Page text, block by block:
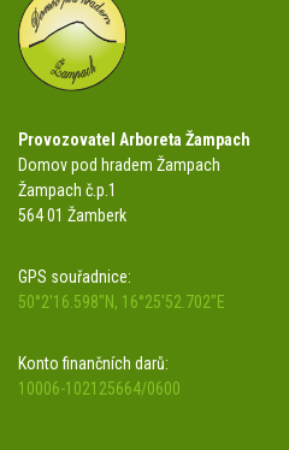
Provozovatel Arboreta Žampach
Domov pod hradem Žampach
Žampach č.p.1
564 01 Žamberk
GPS souřadnice:
50°2'16.598"N, 16°25'52.702"E
Konto finančních darů:
10006-102125664/0600